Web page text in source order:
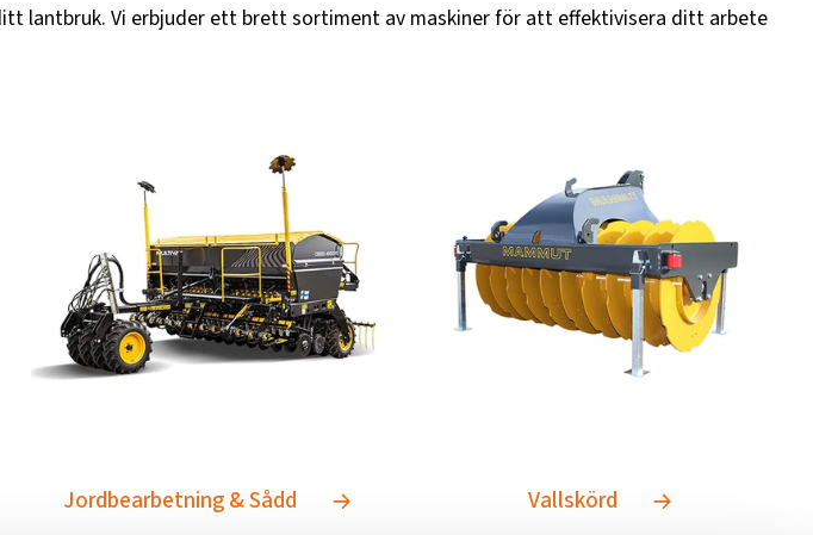
lantbruk. Vi erbjuder ett brett sortiment av maskiner för att effektivisera ditt arbete
Jordbearbetning & Sådd Vallskörd